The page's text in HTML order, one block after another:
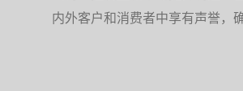
内外客户和消费者中享有声誉，